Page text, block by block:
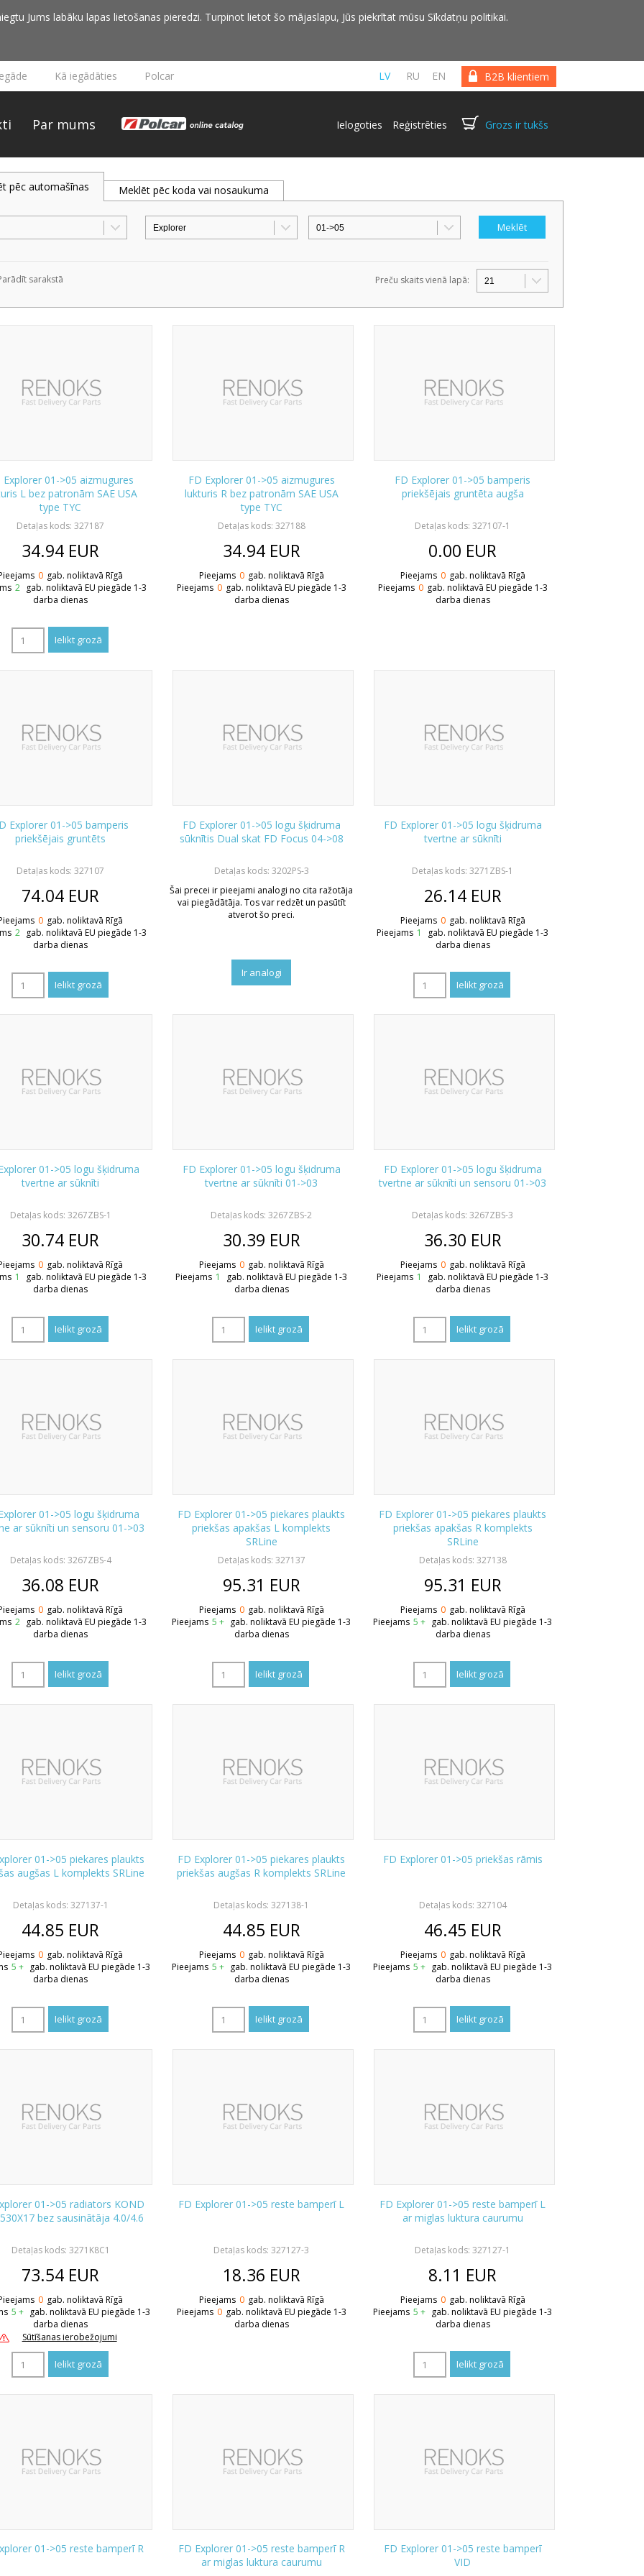
Jums labāku lapas lietošanas pieredzi. Turpinot lietot šo mājaslapu, Jūs piekrītat mūsu Sīkdatņu politikai.
B2B klientiem
LV RU EN
Kā iegādāties Polcar
Par mums Ielogoties Reģistrēties Grozs ir tukšs
pēc automašīnas Meklēt pēc koda vai nosaukuma
sarakstā Preču skaits vienā lapā:
Explorer 01->05 aizmugures
L bez patronām SAE USA
type TYC
Detaļas kods: 327187
34.94 EUR
0 gab. noliktavā Rīgā
2 gab. noliktavā EU piegāde 1-3
darba dienas
FD Explorer 01->05 aizmugures
lukturis R bez patronām SAE USA
type TYC
Detaļas kods: 327188
34.94 EUR
Pieejams 0 gab. noliktavā Rīgā
Pieejams 0 gab. noliktavā EU piegāde 1-3
darba dienas
FD Explorer 01->05 bamperis
priekšējais gruntēta augša
Detaļas kods: 327107-1
0.00 EUR
Pieejams 0 gab. noliktavā Rīgā
Pieejams 0 gab. noliktavā EU piegāde 1-3
darba dienas
Explorer 01->05 bamperis
priekšējais gruntēts
Detaļas kods: 327107
74.04 EUR
0 gab. noliktavā Rīgā
2 gab. noliktavā EU piegāde 1-3
darba dienas
FD Explorer 01->05 logu šķidruma
sūknītis Dual skat FD Focus 04->08
Detaļas kods: 3202PS-3
Šai precei ir pieejami analogi no cita ražotāja
vai piegādātāja. Tos var redzēt un pasūtīt
atverot šo preci.
Ir analogi
FD Explorer 01->05 logu šķidruma
tvertne ar sūknīti
Detaļas kods: 3271ZBS-1
26.14 EUR
Pieejams 0 gab. noliktavā Rīgā
Pieejams 1
gab. noliktavā EU piegāde 1-3
darba dienas
01->05 logu šķidruma
tvertne ar sūknīti
Detaļas kods: 3267ZBS-1
30.74 EUR
0 gab. noliktavā Rīgā
1
gab. noliktavā EU piegāde 1-3
darba dienas
FD Explorer 01->05 logu šķidruma
tvertne ar sūknīti 01->03
Detaļas kods: 3267ZBS-2
30.39 EUR
Pieejams 0 gab. noliktavā Rīgā
Pieejams 1
gab. noliktavā EU piegāde 1-3
darba dienas
FD Explorer 01->05 logu šķidruma
tvertne ar sūknīti un sensoru 01->03
Detaļas kods: 3267ZBS-3
36.30 EUR
Pieejams 0 gab. noliktavā Rīgā
Pieejams 1
gab. noliktavā EU piegāde 1-3
darba dienas
01->05 logu šķidruma
ar sūknīti un sensoru 01->03
Detaļas kods: 3267ZBS-4
36.08 EUR
0 gab. noliktavā Rīgā
2 gab. noliktavā EU piegāde 1-3
darba dienas
FD Explorer 01->05 piekares plaukts
priekšas apakšas L komplekts
SRLine
Detaļas kods: 327137
95.31 EUR
Pieejams 0 gab. noliktavā Rīgā
Pieejams 5 + gab. noliktavā EU piegāde 1-3
darba dienas
FD Explorer 01->05 piekares plaukts
priekšas apakšas R komplekts
SRLine
Detaļas kods: 327138
95.31 EUR
Pieejams 0 gab. noliktavā Rīgā
Pieejams 5 + gab. noliktavā EU piegāde 1-3
darba dienas
01->05 piekares plaukts
augšas L komplekts SRLine
Detaļas kods: 327137-1
44.85 EUR
0 gab. noliktavā Rīgā
5 + gab. noliktavā EU piegāde 1-3
darba dienas
FD Explorer 01->05 piekares plaukts
priekšas augšas R komplekts SRLine
Detaļas kods: 327138-1
44.85 EUR
Pieejams 0 gab. noliktavā Rīgā
Pieejams 5 + gab. noliktavā EU piegāde 1-3
darba dienas
FD Explorer 01->05 priekšas rāmis
Detaļas kods: 327104
46.45 EUR
Pieejams 0 gab. noliktavā Rīgā
Pieejams 5 + gab. noliktavā EU piegāde 1-3
darba dienas
01->05 radiators KOND
bez sausinātāja 4.0/4.6
Detaļas kods: 3271K8C1
73.54 EUR
0 gab. noliktavā Rīgā
5 + gab. noliktavā EU piegāde 1-3
darba dienas
Sūtīšanas ierobežojumi
FD Explorer 01->05 reste bamperī L
Detaļas kods: 327127-3
18.36 EUR
Pieejams 0 gab. noliktavā Rīgā
Pieejams 0 gab. noliktavā EU piegāde 1-3
darba dienas
FD Explorer 01->05 reste bamperī L
ar miglas luktura caurumu
Detaļas kods: 327127-1
8.11 EUR
Pieejams 0 gab. noliktavā Rīgā
Pieejams 5 + gab. noliktavā EU piegāde 1-3
darba dienas
01->05 reste bamperī R
FD Explorer 01->05 reste bamperī R
ar miglas luktura caurumu
FD Explorer 01->05 reste bamperī
VID